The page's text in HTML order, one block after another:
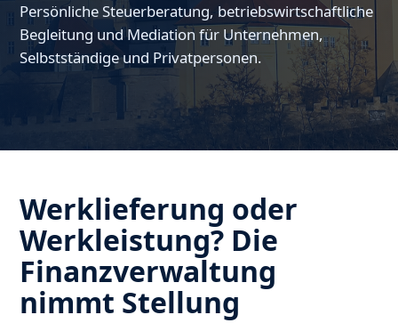
Persönliche Steuerberatung, betriebswirtschaftliche
Begleitung und Mediation für Unternehmen,
Selbstständige und Privatpersonen.
Werklieferung oder
Werkleistung? Die
Finanzverwaltung
nimmt Stellung